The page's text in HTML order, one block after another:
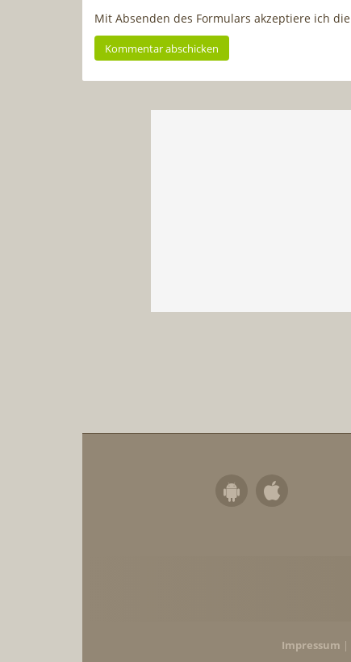
Mit Absenden des Formulars akzeptiere ich die
Impressum